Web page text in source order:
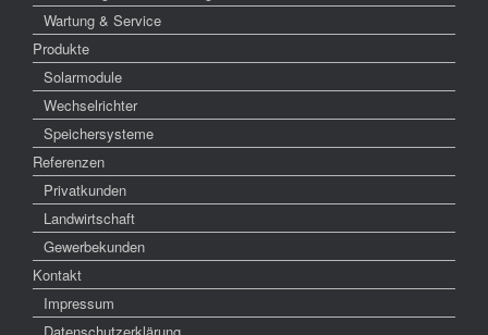
Wartung & Service
Produkte
Solarmodule
Wechselrichter
Speichersysteme
Referenzen
Privatkunden
Landwirtschaft
Gewerbekunden
Kontakt
Impressum